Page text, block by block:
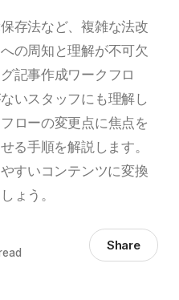
存法など、複雑な法改
の周知と理解が不可欠
記事作成ワークフロ
いスタッフにも理解し
ローの変更点に焦点を
る手順を解説します。
すいコンテンツに変換
ょう。
Share